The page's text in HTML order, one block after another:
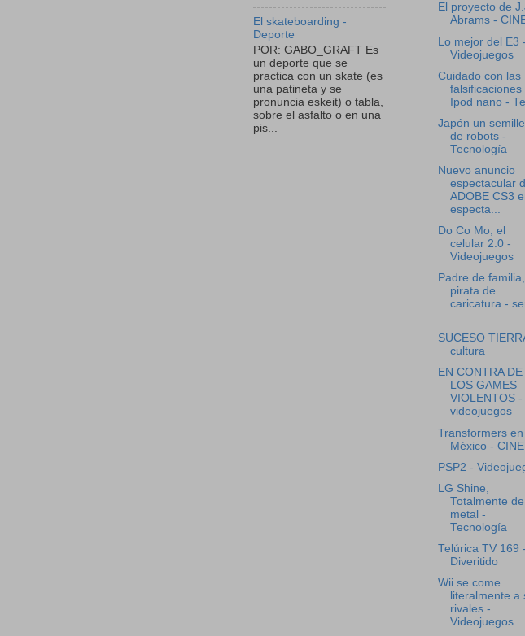
El skateboarding -
Deporte
POR: GABO_GRAFT Es
un deporte que se
practica con un skate (es
una patineta y se
pronuncia eskeit) o tabla,
sobre el asfalto o en una
pis...
El proyecto de
Abrams -
Lo mejor del E3
Videojuegos
Cuidado con las
falsificaciones
Ipod nano -
Japón un
de robots -
Tecnología
Nuevo anuncio
espectacular
ADOBE CS3
especta...
Do Co Mo, el
celular 2.0 -
Videojuegos
Padre de
pirata de
caricatura -
...
SUCESO
cultura
EN CONTRA DE
LOS GAMES
VIOLENTOS -
videojuegos
Transformers en
México - CINE
PSP2 -
LG Shine,
Totalmente de
metal -
Tecnología
Telúrica TV 169
Diveritido
Wii se come
literalmente a
rivales -
Videojuegos